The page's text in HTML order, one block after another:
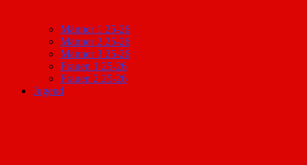
Männer 1 25-26
Männer 2 25-26
Männer 3 25-26
Frauen 1 25-26
Frauen 2 25-26
Jugend